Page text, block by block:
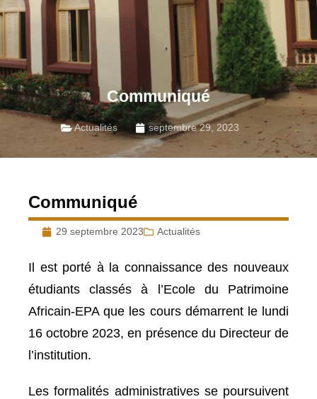
Communiqué
Actualités septembre 29, 2023
Communiqué
29 septembre 2023 Actualités
Il est porté à la connaissance des nouveaux
étudiants classés à l’Ecole du Patrimoine
Africain-EPA que les cours démarrent le lundi
16 octobre 2023, en présence du Directeur de
l’institution.
Les formalités administratives se poursuivent